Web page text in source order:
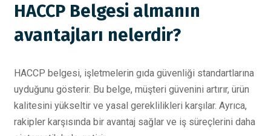
HACCP Belgesi almanın
avantajları nelerdir?
HACCP belgesi, işletmelerin gıda güvenliği standartlarına
uyduğunu gösterir. Bu belge, müşteri güvenini artırır, ürün
kalitesini yükseltir ve yasal gereklilikleri karşılar. Ayrıca,
rakipler karşısında bir avantaj sağlar ve iş süreçlerini daha